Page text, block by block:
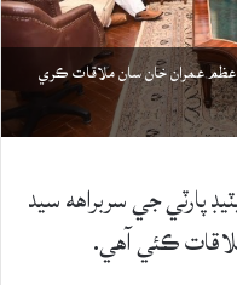
عمران خان سان ملاقات ڪري
پارٽي جي سربراهه سيد
ڪئي آهي.